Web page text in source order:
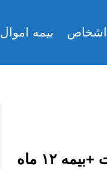
اشخاص بیمه اموال
۱۲ ماه